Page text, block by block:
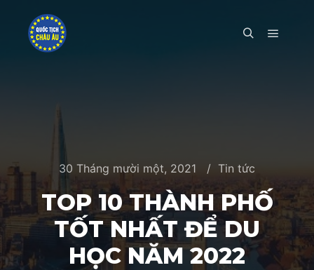
30 Tháng mười một, 2021 Tin tức
TOP 10 THÀNH PHỐ
TỐT NHẤT ĐỂ DU
HỌC NĂM 2022